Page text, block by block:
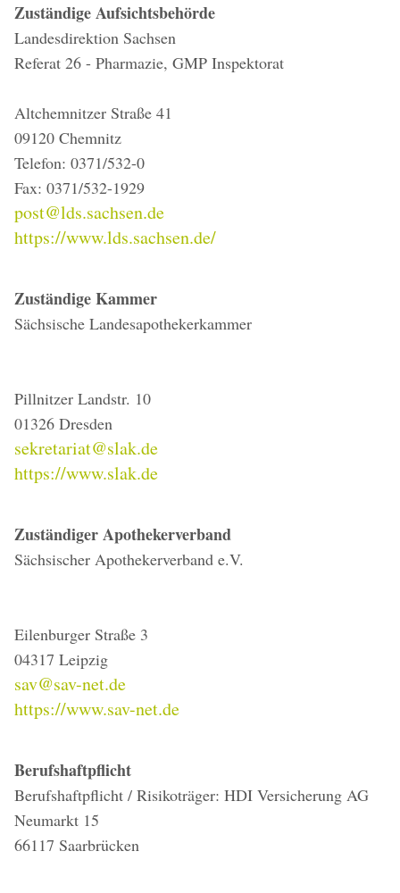
Zuständige Aufsichtsbehörde
Landesdirektion Sachsen
Referat 26 - Pharmazie, GMP Inspektorat
Altchemnitzer Straße 41
09120 Chemnitz
Telefon: 0371/532-0
Fax: 0371/532-1929
post@lds.sachsen.de
https://www.lds.sachsen.de/
Zuständige Kammer
Sächsische Landesapothekerkammer
Pillnitzer Landstr. 10
01326 Dresden
sekretariat@slak.de
https://www.slak.de
Zuständiger Apothekerverband
Sächsischer Apothekerverband e.V.
Eilenburger Straße 3
04317 Leipzig
sav@sav-net.de
https://www.sav-net.de
Berufshaftpflicht
Berufshaftpflicht / Risikoträger: HDI Versicherung AG
Neumarkt 15
66117 Saarbrücken